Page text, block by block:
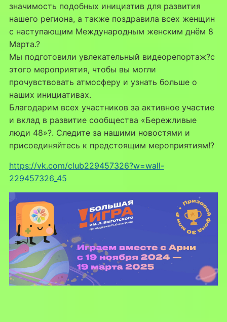
значимость подобных инициатив для развития
нашего региона, а также поздравила всех женщин
с наступающим Международным женским днём 8
Марта.?
Мы подготовили увлекательный видеорепортаж?с
этого мероприятия, чтобы вы могли
прочувствовать атмосферу и узнать больше о
наших инициативах.
Благодарим всех участников за активное участие
и вклад в развитие сообщества «Бережливые
люди 48»?. Следите за нашими новостями и
присоединяйтесь к предстоящим мероприятиям!?
https://vk.com/club229457326?w=wall-
229457326_45